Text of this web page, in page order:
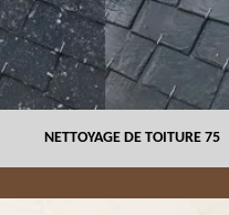
NETTOYAGE DE TOITURE 75